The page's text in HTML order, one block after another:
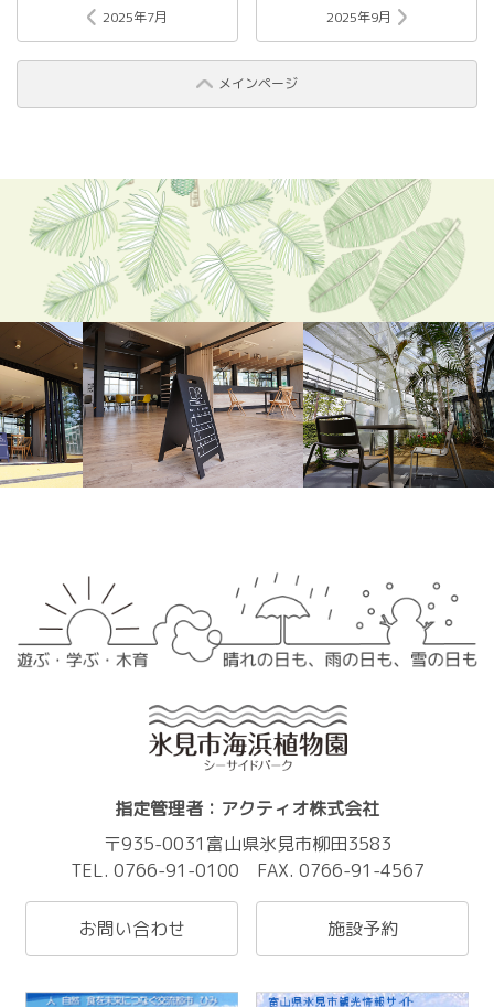
2025年7月
メインページ
2025年9月
指定管理者：アクティオ株式会社
〒935-0031富山県氷見市柳田3583
TEL. 0766-91-0100 FAX. 0766-91-4567
お問い合わせ 施設予約